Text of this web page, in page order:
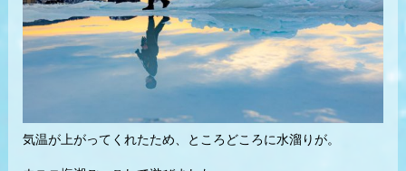
気温が上がってくれたため、ところどころに水溜りが。